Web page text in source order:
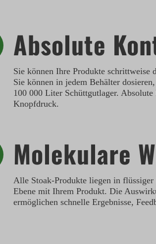
Absolute
Sie können Ihre Produkte schrittweise
Sie können in jedem Behälter
100 000 Liter Schüttgutlager.
Knopfdruck.
Molekulare
Alle Stoak-Produkte liegen in
Ebene mit Ihrem Produkt. Die
ermöglichen schnelle Ergebnisse,